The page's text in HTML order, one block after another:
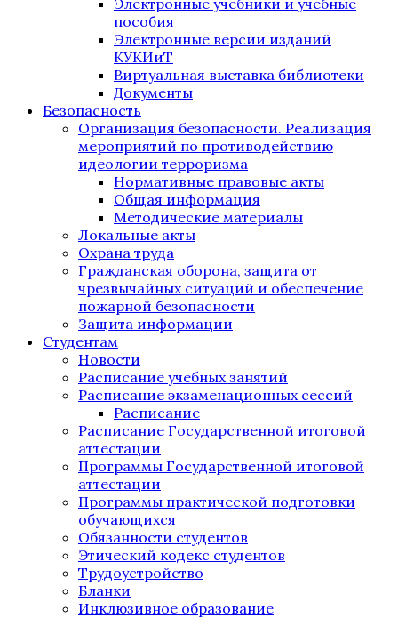
Электронные учебники и учебные
пособия
Электронные версии изданий
КУКИиТ
Виртуальная выставка библиотеки
Документы
Безопасность
Организация безопасности. Реализация
мероприятий по противодействию
идеологии терроризма
Нормативные правовые акты
Общая информация
Методические материалы
Локальные акты
Охрана труда
Гражданская оборона, защита от
чрезвычайных ситуаций и обеспечение
пожарной безопасности
Защита информации
Студентам
Новости
Расписание учебных занятий
Расписание экзаменационных сессий
Расписание
Расписание Государственной итоговой
аттестации
Программы Государственной итоговой
аттестации
Программы практической подготовки
обучающихся
Обязанности студентов
Этический кодекс студентов
Трудоустройство
Бланки
Инклюзивное образование